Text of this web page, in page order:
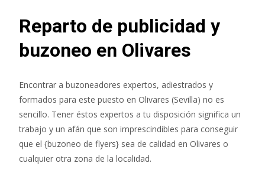
Reparto de publicidad y
buzoneo en Olivares
Encontrar a buzoneadores expertos, adiestrados y
formados para este puesto en Olivares (Sevilla) no es
sencillo. Tener éstos expertos a tu disposición significa un
trabajo y un afán que son imprescindibles para conseguir
que el {buzoneo de flyers} sea de calidad en Olivares o
cualquier otra zona de la localidad.